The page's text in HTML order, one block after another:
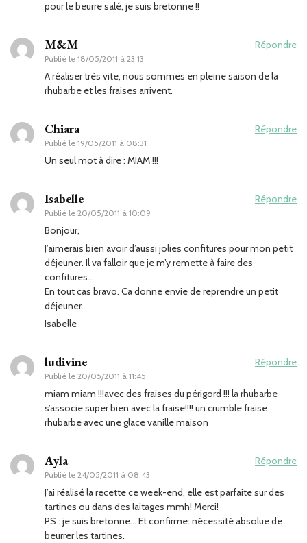
pour le beurre salé, je suis bretonne !!
M&M
Publié le 18/05/2011 à 23:13
Répondre
A réaliser très vite, nous sommes en pleine saison de la
rhubarbe et les fraises arrivent.
Chiara
Publié le 19/05/2011 à 08:31
Répondre
Un seul mot à dire : MIAM !!!
Isabelle
Publié le 20/05/2011 à 10:09
Répondre
Bonjour,
J’aimerais bien avoir d’aussi jolies confitures pour mon petit
déjeuner. Il va falloir que je m’y remette à faire des
confitures…
En tout cas bravo. Ca donne envie de reprendre un petit
déjeuner.
Isabelle
ludivine
Publié le 20/05/2011 à 11:45
Répondre
miam miam !!!avec des fraises du périgord !!! la rhubarbe
s’associe super bien avec la fraise!!!! un crumble fraise
rhubarbe avec une glace vanille maison
Ayla
Publié le 24/05/2011 à 08:43
Répondre
J’ai réalisé la recette ce week-end, elle est parfaite sur des
tartines ou dans des laitages mmh! Merci!
PS : je suis bretonne… Et confirme: nécessité absolue de
beurrer les tartines.